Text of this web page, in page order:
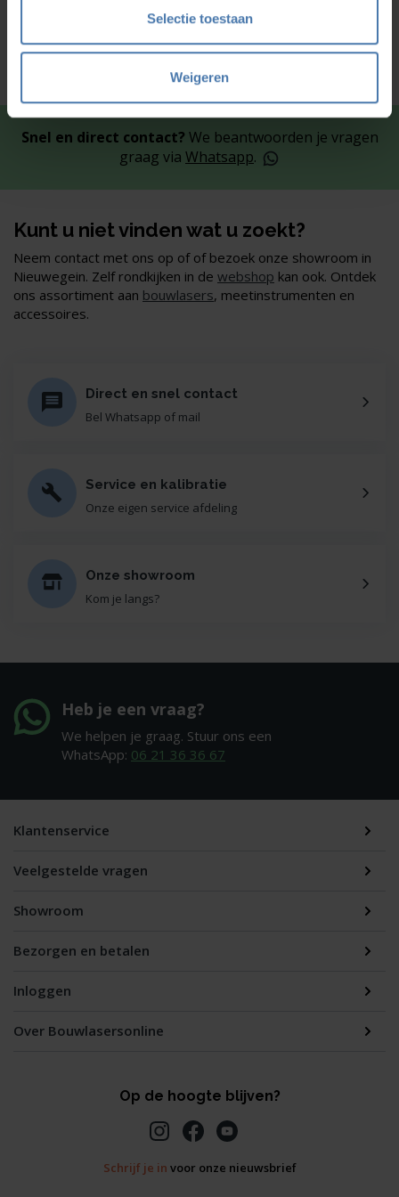
Selectie toestaan
Weigeren
Snel en direct contact? We beantwoorden je vragen
graag via Whatsapp.
Kunt u niet vinden wat u zoekt?
Neem contact met ons op of of bezoek onze showroom in
Nieuwegein. Zelf rondkijken in de webshop kan ook. Ontdek
ons assortiment aan bouwlasers, meetinstrumenten en
accessoires.
Direct en snel contact
Bel Whatsapp of mail
Service en kalibratie
Onze eigen service afdeling
Onze showroom
Kom je langs?
Heb je een vraag?
We helpen je graag. Stuur ons een
WhatsApp: 06 21 36 36 67
Klantenservice
Veelgestelde vragen
Showroom
Bezorgen en betalen
Inloggen
Over Bouwlasersonline
Op de hoogte blijven?
Schrijf je in voor onze nieuwsbrief